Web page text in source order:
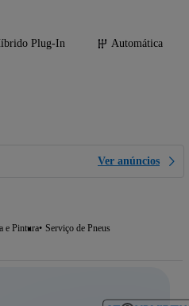
Plug-In
Automática
Ver anúncios
e Pintura Serviço de Pneus